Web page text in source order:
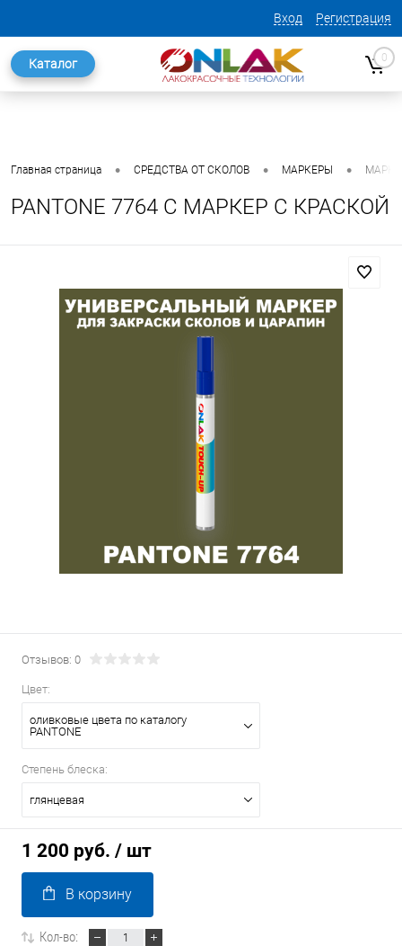
Вход Регистрация
Каталог 0
Главная страница • СРЕДСТВА ОТ СКОЛОВ • МАРКЕРЫ •
PANTONE 7764 C МАРКЕР С КРАСКОЙ
Отзывов: 0
Цвет:
оливковые цвета по каталогу
PANTONE
Степень блеска:
глянцевая
1 200 руб. / шт
В корзину
Кол-во: